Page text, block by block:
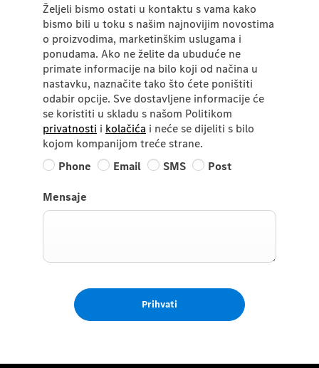
Željeli bismo ostati u kontaktu s vama kako
bismo bili u toku s našim najnovijim novostima
o proizvodima, marketinškim uslugama i
ponudama. Ako ne želite da ubuduće ne
primate informacije na bilo koji od načina u
nastavku, naznačite tako što ćete poništiti
odabir opcije. Sve dostavljene informacije će
se koristiti u skladu s našom Politikom
privatnosti i kolačića i neće se dijeliti s bilo
kojom kompanijom treće strane.
Phone
Email SMS Post
Mensaje
Prihvati